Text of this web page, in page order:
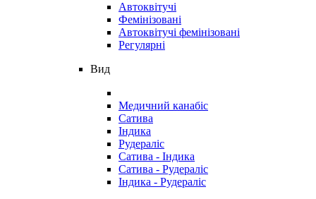
Автоквітучі
Фемінізовані
Автоквітучі фемінізовані
Регулярні
Вид
Медичний канабіс
Сатива
Індика
Рудераліс
Сатива - Індика
Сатива - Рудераліс
Індика - Рудераліс